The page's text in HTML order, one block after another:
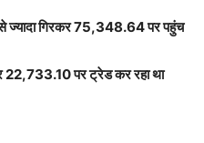
गिरकर 75,348.64 पर पहुंच
पर ट्रेड कर रहा था